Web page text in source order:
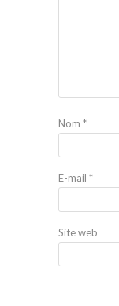
Nom *
E-mail *
Site web